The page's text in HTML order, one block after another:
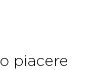
piacere